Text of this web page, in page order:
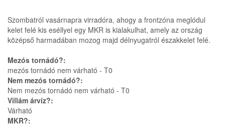
Szombatról vasárnapra virradóra, ahogy a frontzóna meglódul
kelet felé kis eséllyel egy MKR is kialakulhat, amely az ország
középső harmadában mozog majd délnyugatról északkelet felé.
Mezós tornádó?:
mezós tornádó nem várható - T0
Nem mezós tornádó?:
Nem mezós tornádó nem várható - T0
Villám árvíz?:
Várható
MKR?: